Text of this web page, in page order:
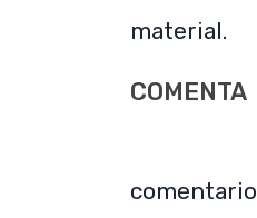
material.
COMENTA